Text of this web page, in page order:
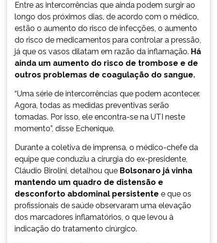
Entre as intercorrências que ainda podem surgir ao
longo dos próximos dias, de acordo com o médico,
estão o aumento do risco de infecções, o aumento
do risco de medicamentos para controlar a pressão,
já que os vasos dilatam em razão da inflamação. Há
ainda um aumento do risco de trombose e de
outros problemas de coagulação do sangue.
“Uma série de intercorrências que podem acontecer.
Agora, todas as medidas preventivas serão
tomadas. Por isso, ele encontra-se na UTI neste
momento”, disse Echenique.
Durante a coletiva de imprensa, o médico-chefe da
equipe que conduziu a cirurgia do ex-presidente,
Cláudio Birolini, detalhou que Bolsonaro já vinha
mantendo um quadro de distensão e
desconforto abdominal persistente e que os
profissionais de saúde observaram uma elevação
dos marcadores inflamatórios, o que levou à
indicação do tratamento cirúrgico.